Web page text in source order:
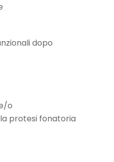
dopo
o
protesi fonatoria